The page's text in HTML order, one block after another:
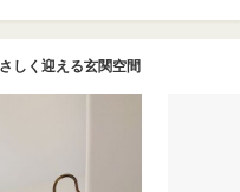
しく迎える玄関空間